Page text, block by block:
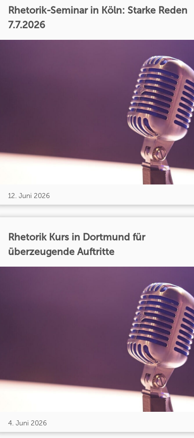
Rhetorik-Seminar in Köln: Starke Reden
7.7.2026
12. Juni 2026
Rhetorik Kurs in Dortmund für
überzeugende Auftritte
4. Juni 2026